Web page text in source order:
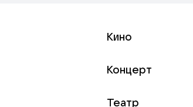
Кино
Концерт
Театр